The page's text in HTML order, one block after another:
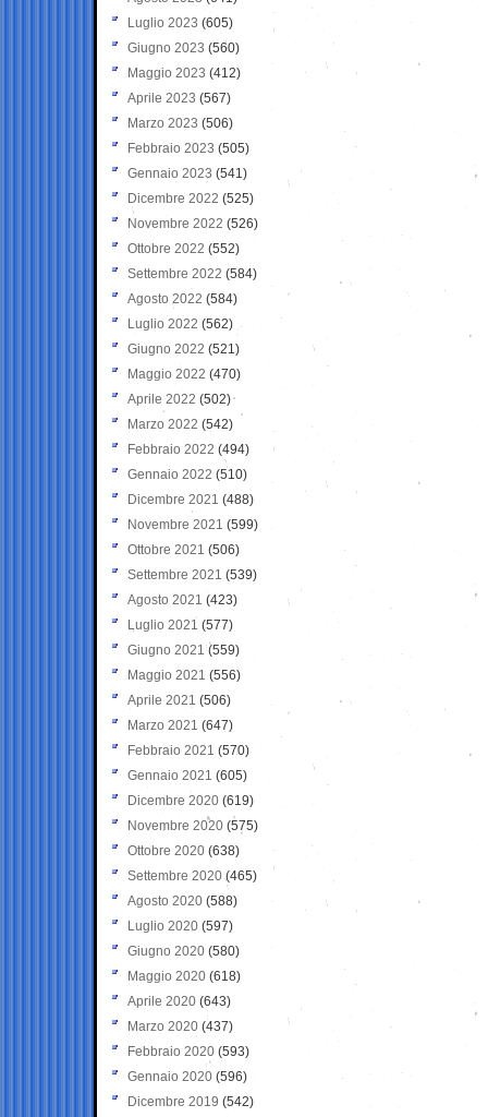
Luglio 2023 (605)
Giugno 2023 (560)
Maggio 2023 (412)
Aprile 2023 (567)
Marzo 2023 (506)
Febbraio 2023 (505)
Gennaio 2023 (541)
Dicembre 2022 (525)
Novembre 2022 (526)
Ottobre 2022 (552)
Settembre 2022 (584)
Agosto 2022 (584)
Luglio 2022 (562)
Giugno 2022 (521)
Maggio 2022 (470)
Aprile 2022 (502)
Marzo 2022 (542)
Febbraio 2022 (494)
Gennaio 2022 (510)
Dicembre 2021 (488)
Novembre 2021 (599)
Ottobre 2021 (506)
Settembre 2021 (539)
Agosto 2021 (423)
Luglio 2021 (577)
Giugno 2021(559)
Maggio 2021 (556)
Aprile 2021 (506)
Marzo 2021 (647)
Febbraio 2021 (570)
Gennaio 2021 (605)
Dicembre 2020 (619)
Novembre 2020 (575)
Ottobre 2020 (638)
Settembre 2020(465)
Agosto 2020 (588)
Luglio 2020 (597)
Giugno 2020 (580)
Maggio 2020 (618)
Aprile 2020 (643)
Marzo 2020 (437)
Febbraio 2020 (593)
Gennaio 2020 (596)
Dicembre 2019 (542)